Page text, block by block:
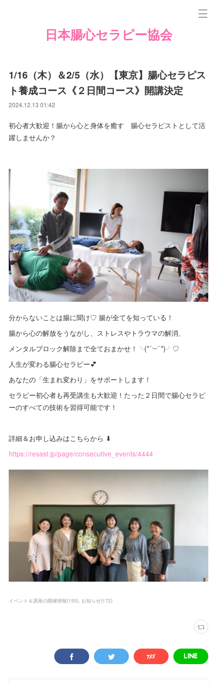
日本腸心セラピー協会
1/16（木）＆2/5（水）【東京】腸心セラピス
ト養成コース《２日間コース》開講決定
2024.12.13 01:42
初心者大歓迎！腸から心と身体を癒す 腸心セラピストとして活
躍しませんか？
分からないことは腸に聞け♡ 腸が全てを知っている！
腸から心の解放をうながし、ストレスやトラウマの解消、
メンタルブロック解除まで全ておまかせ！╰(*´︶`*)╯♡
人生が変わる腸心セラピー💕
あなたの「生まれ変わり」をサポートします！
セラピー初心者も再受講生も大歓迎！たった２日間で腸心セラピ
ーのすべての技術を習得可能です！
詳細＆お申し込みはこちらから ⬇
https://resast.jp/page/consecutive_events/4444
イベント＆講座の開催情報(155) お知らせ(172)